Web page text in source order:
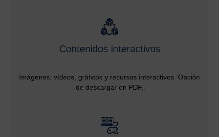
Contenidos interactivos
Imágenes, vídeos, gráficos y recursos interactivos. Opción
de descargar en PDF.